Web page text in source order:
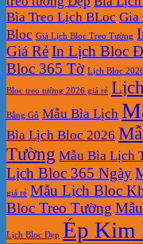
Bìa Treo Lịch BLoc Gia
Bloc Giá Lịch Bloc Treo Tường
Giá RẻIn Lịch Bloc
Bloc 365 Tờ Lịch Bloc
Bloc treo tường 2026 giá rẻ
Bằng Gỗ Mẫu Bìa Lịch
Bìa Lịch Bloc 2026
Tường Mẫu Bìa Lịch
Lịch Bloc 365 Ngày
giá rẻ Mẫu Lịch Bloc
Bloc Treo Tường
Lịch Bloc Đẹp Ép Kim